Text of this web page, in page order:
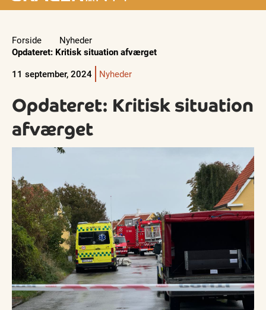
Forside
Nyheder
Opdateret: Kritisk situation afværget
11 september, 2024
Nyheder
Opdateret: Kritisk situation
afværget